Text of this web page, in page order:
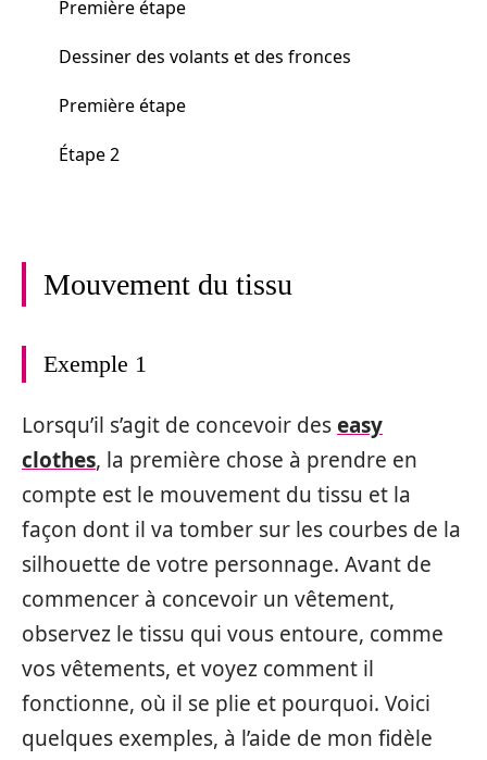
Première étape
Dessiner des volants et des fronces
Première étape
Étape 2
Mouvement du tissu
Exemple 1
Lorsqu’il s’agit de concevoir deseasy
clothes, la première chose à prendre en
compte est le mouvement du tissu et la
façon dont il va tomber sur les courbes de la
silhouette de votre personnage. Avant de
commencer à concevoir un vêtement,
observez le tissu qui vous entoure, comme
vos vêtements, et voyez comment il
fonctionne, où il se plie et pourquoi. Voici
quelques exemples, à l’aide de mon fidèle